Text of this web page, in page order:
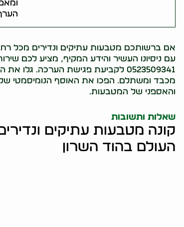
אם ברשותכם מטבעות עתיקים ונדירים מכל
עם ניסיונו העשיר והידע המקיף, מציע לכם
0523509341 לקביעת פגישת הערכה.
מכבד ומשתלם. הפכו את האוסף הנומיסמטי
והאספני של המטבעות.
שאלות ותשובות
קונה מטבעות עתיקים
העולם בהוד השרון